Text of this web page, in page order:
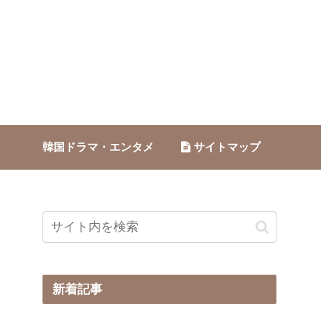
韓国ドラマ・エンタメ サイトマップ
新着記事